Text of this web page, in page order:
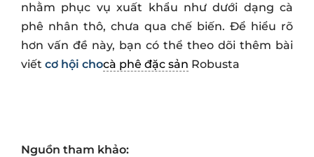
nhằm phục vụ xuất khẩu như dưới dạng cà
phê nhân thô, chưa qua chế biến. Để hiểu rõ
hơn vấn đề này, bạn có thể theo dõi thêm bài
viết cơ hội chocà phê đặc sản Robusta
Nguồn tham khảo: